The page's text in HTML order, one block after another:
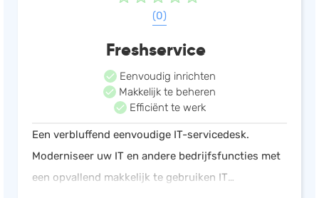
(0)
Freshservice
Eenvoudig inrichten
Makkelijk te beheren
Efficiënt te werk
Een verbluffend eenvoudige IT-servicedesk.
Moderniseer uw IT en andere bedrijfsfuncties met
een opvallend makkelijk te gebruiken IT